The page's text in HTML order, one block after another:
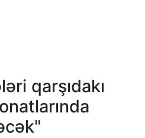
qarşıdakı